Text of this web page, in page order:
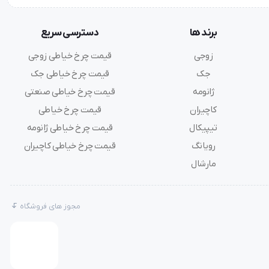
برند ها
زوجی
جک
ژانومه
کاچیران
تیپیکال
رویانگ
مارشال
دسترسی سریع
قیمت چرخ خیاطی زوجی
قیمت چرخ خیاطی جک
قیمت چرخ خیاطی صنعتی
قیمت چرخ خیاطی
قیمت چرخ خیاطی ژانومه
قیمت چرخ خیاطی کاچیران
مجوز های فروشگاه